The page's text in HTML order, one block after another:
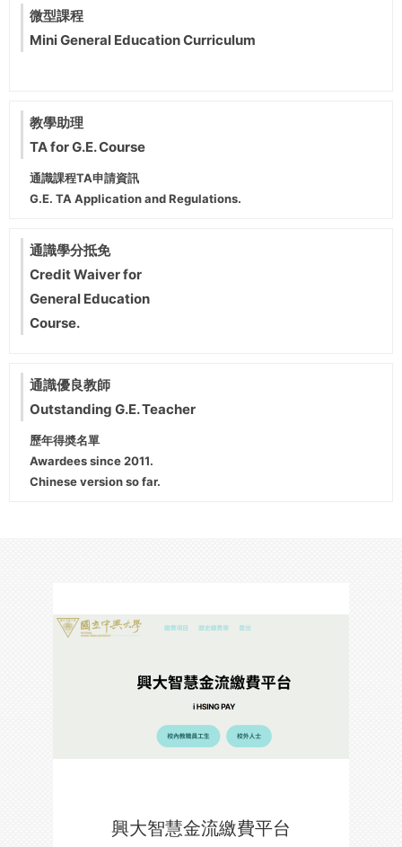
微型課程
Mini General Education Curriculum
教學助理
TA for G.E. Course
通識課程TA申請資訊
G.E. TA Application and Regulations.
通識學分抵免
Credit Waiver for
General Education
Course.
通識優良教師
Outstanding G.E. Teacher
歷年得奬名單
Awardees since 2011.
Chinese version so far.
興大智慧金流繳費平台